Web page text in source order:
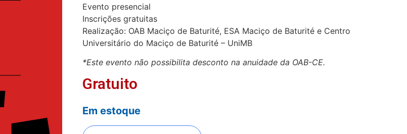
Evento presencial
Inscrições gratuitas
Realização: OAB Maciço de Baturité, ESA Maciço de Baturité e Centro
Universitário do Maciço de Baturité – UniMB
*Este evento não possibilita desconto na anuidade da OAB-CE.
Gratuito
Em estoque